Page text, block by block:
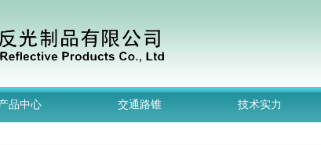
品中心 交通路锥 技术实力